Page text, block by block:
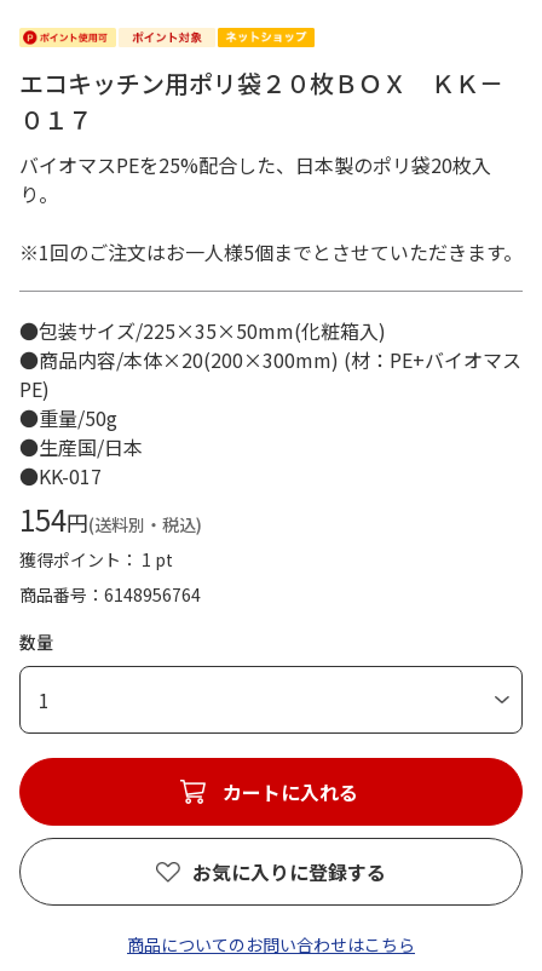
エコキッチン用ポリ袋２０枚ＢＯＸ ＫＫ－
０１７
バイオマスPEを25%配合した、日本製のポリ袋20枚入
り。
※1回のご注文はお一人様5個までとさせていただきます。
●包装サイズ/225×35×50mm(化粧箱入)
●商品内容/本体×20(200×300mm) (材：PE+バイオマス
PE)
●重量/50g
●生産国/日本
●KK-017
154円(送料別・税込)
獲得ポイント： 1 pt
商品番号
6148956764
数量
1
カートに入れる
お気に入りに登録する
商品についてのお問い合わせはこちら